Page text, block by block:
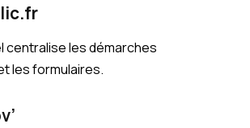
centralise les démarches
les formulaires.